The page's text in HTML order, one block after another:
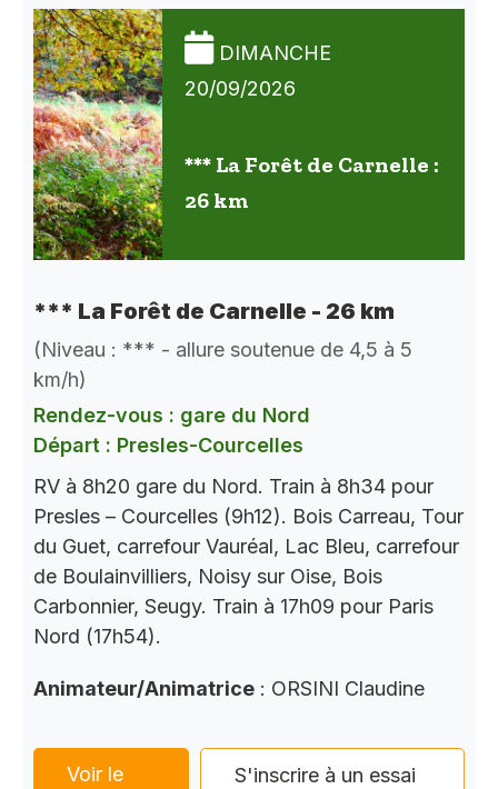
DIMANCHE
20/09/2026
*** La Forêt de Carnelle :
26 km
*** La Forêt de Carnelle - 26 km
(Niveau : *** - allure soutenue de 4,5 à 5
km/h)
Rendez-vous : gare du Nord
Départ : Presles-Courcelles
RV à 8h20 gare du Nord. Train à 8h34 pour
Presles – Courcelles (9h12). Bois Carreau, Tour
du Guet, carrefour Vauréal, Lac Bleu, carrefour
de Boulainvilliers, Noisy sur Oise, Bois
Carbonnier, Seugy. Train à 17h09 pour Paris
Nord (17h54).
Animateur/Animatrice : ORSINI Claudine
Voir le
S'inscrire à un essai